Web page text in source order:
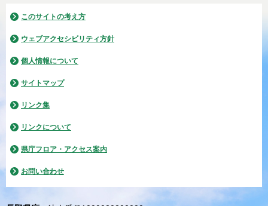
このサイトの考え方
ウェブアクセシビリティ方針
個人情報について
サイトマップ
リンク集
リンクについて
県庁フロア・アクセス案内
お問い合わせ